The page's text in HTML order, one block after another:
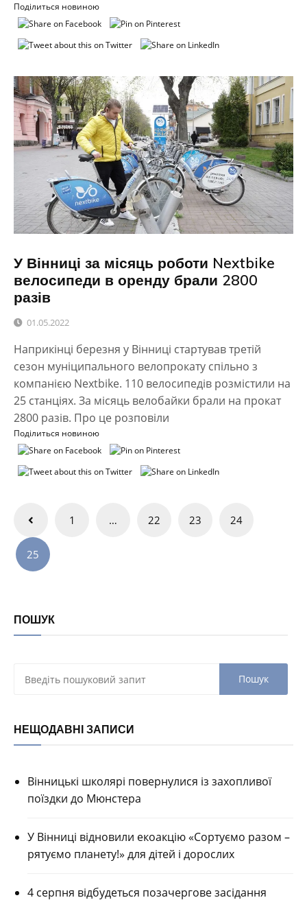
ПОШУК
НЕЩОДАВНІ ЗАПИСИ
Вінницькі школярі повернулися із захопливої
поїздки до Мюнстера
У Вінниці відновили екоакцію «Сортуємо разом –
рятуємо планету!» для дітей і дорослих
4 серпня відбудеться позачергове засідання
Поділиться новиною
У Вінниці за місяць роботи Nextbike
велосипеди в оренду брали 2800
разів
01.05.2022
Наприкінці березня у Вінниці стартував третій
сезон муніципального велопрокату спільно з
компанією Nextbike. 110 велосипедів розмістили на
25 станціях. За місяць велобайки брали на прокат
2800 разів. Про це розповіли
Поділиться новиною
Навігація
записів
1 … 22 23 24
25